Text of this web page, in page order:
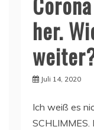
her.
Juli 14, 2020
Ich weiß es